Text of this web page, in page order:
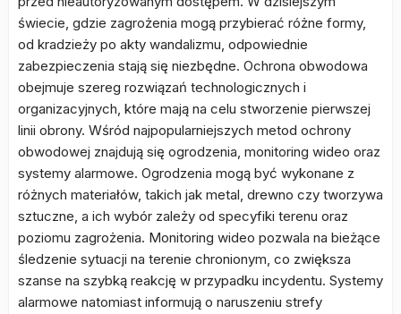
świecie, gdzie zagrożenia mogą przybierać różne formy,
od kradzieży po akty wandalizmu, odpowiednie
zabezpieczenia stają się niezbędne. Ochrona obwodowa
obejmuje szereg rozwiązań technologicznych i
organizacyjnych, które mają na celu stworzenie pierwszej
linii obrony. Wśród najpopularniejszych metod ochrony
obwodowej znajdują się ogrodzenia, monitoring wideo oraz
systemy alarmowe. Ogrodzenia mogą być wykonane z
różnych materiałów, takich jak metal, drewno czy tworzywa
sztuczne, a ich wybór zależy od specyfiki terenu oraz
poziomu zagrożenia. Monitoring wideo pozwala na bieżące
śledzenie sytuacji na terenie chronionym, co zwiększa
szanse na szybką reakcję w przypadku incydentu. Systemy
alarmowe natomiast informują o naruszeniu strefy